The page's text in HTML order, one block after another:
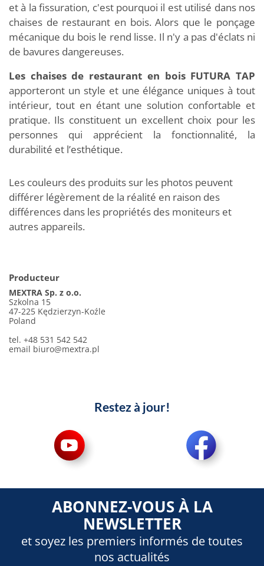
et à la fissuration, c'est pourquoi il est utilisé dans nos
chaises de restaurant en bois. Alors que le ponçage
mécanique du bois le rend lisse. Il n'y a pas d'éclats ni
de bavures dangereuses.
Les chaises de restaurant en bois FUTURA TAP
apporteront un style et une élégance uniques à tout
intérieur, tout en étant une solution confortable et
pratique. Ils constituent un excellent choix pour les
personnes qui apprécient la fonctionnalité, la
durabilité et l’esthétique.
Les couleurs des produits sur les photos peuvent
différer légèrement de la réalité en raison des
différences dans les propriétés des moniteurs et
autres appareils.
Producteur
MEXTRA Sp. z o.o.
Szkolna 15
47-225 Kędzierzyn-Koźle
Poland
tel. +48 531 542 542
email biuro@mextra.pl
Restez à jour!
ABONNEZ-VOUS À LA
NEWSLETTER
et soyez les premiers informés de toutes
nos actualités